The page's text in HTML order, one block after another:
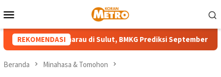
ke
Mobile
REKOMENDASI
Musim Kemarau di Sulut, BMKG Prediksi September Tanpa
Beranda Minahasa & Tomohon